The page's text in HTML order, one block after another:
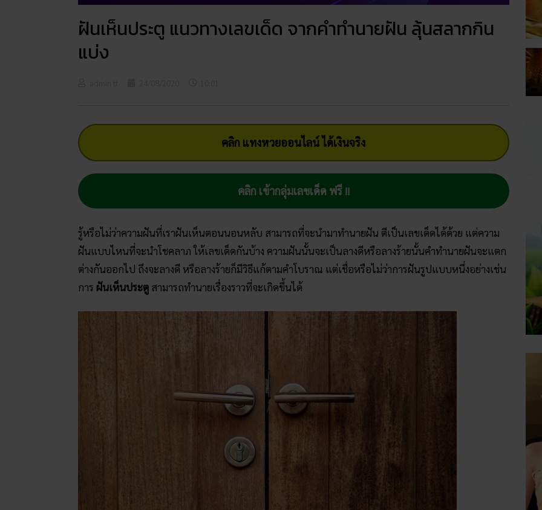
ฝันเห็นประตู แนวทางเลขเด็ด จากคำทำนายฝัน ลุ้นสลากกิน
แบ่ง
คลิก แทงหวยออนไลน์ ได้เงินจริง
คลิก เข้ากลุ่มเลขเด็ด ฟรี !!
รู้หรือไม่ว่าความฝันที่เราฝันเห็นตอนนอนหลับ สามารถที่จะนำมาทำนายฝัน ตีเป็นเลขเด็ดได้ด้วย แต่ความ
ฝันแบบไหนที่จะนำโชคลาภ ให้เลขเด็ดกันบ้าง ความฝันนั้นจะเป็นลางดีหรือลางร้ายนั้นคำทำนายฝันจะแตก
ต่างกันออกไป ถึงจะลางดี หรือลางร้ายก็มีวิธีแก้ตามคำโบราณ แต่เชื่อหรือไม่ว่าการฝันรูปแบบหนึ่งอย่างเช่น
การ ฝันเห็นประตู สามารถทำนายเรื่องราวที่จะเกิดขึ้นได้